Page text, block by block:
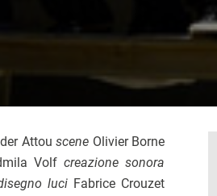
Attou scene Olivier Borne
Volf creazione sonora
luci Fabrice Crouzet